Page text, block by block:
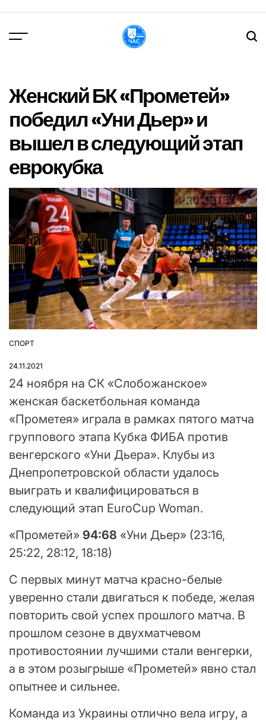
вмісту
Женский БК «Прометей»
победил «Уни Дьер» и
вышел в следующий этап
еврокубка
ОПУБЛІКУВАТИ
СПОРТ
24.11.2021
24 ноября на СК «Слобожанское»
женская баскетбольная команда
«Прометея» играла в рамках пятого матча
группового этапа Кубка ФИБА против
венгерского «Уни Дьера». Клубы из
Днепропетровской области удалось
выиграть и квалифицироваться в
следующий этап EuroCup Woman.
«Прометей» 94:68 «Уни Дьер» (23:16,
25:22, 28:12, 18:18)
С первых минут матча красно-белые
уверенно стали двигаться к победе, желая
повторить свой успех прошлого матча. В
прошлом сезоне в двухматчевом
противостоянии лучшими стали венгерки,
а в этом розыгрыше «Прометей» явно стал
опытнее и сильнее.
Команда из Украины отлично вела игру, а